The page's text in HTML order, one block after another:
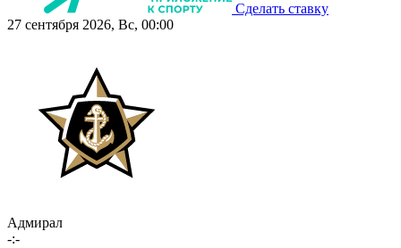
Сделать ставку
27 сентября 2026, Вс, 00:00
Адмирал
-:-